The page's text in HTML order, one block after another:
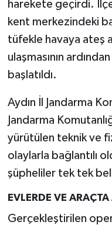
harekete geçirdi.
kent merkezindeki
tüfekle havaya ateş
ulaşmasının
başlatıldı.
Aydın İl Jandarma
Jandarma
yürütülen teknik ve
olaylarla bağlantılı
şüpheliler tek tek
EVLERDE VE
Gerçekleştirilen
ŞİRKET
SİYASET
TEKNOLOJİ
YAŞAM
YEREL